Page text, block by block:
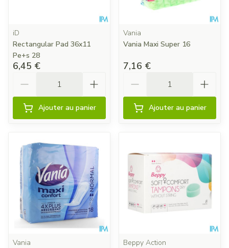
iD
Rectangular Pad 36x11
Pe+s 28
6,45 €
Ajouter au panier
Vania
Vania Maxi Super 16
7,16 €
Ajouter au panier
Vania
Beppy Action